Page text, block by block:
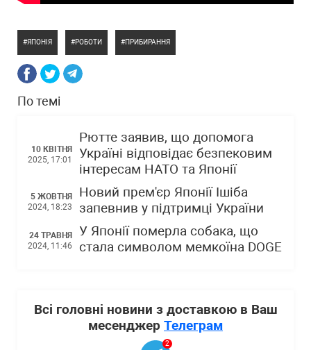
ЯПОНІЯ РОБОТИ ПРИБИРАННЯ
По темі
10 КВІТНЯ
2025, 17:01
Рютте заявив, що допомога
Україні відповідає безпековим
інтересам НАТО та Японії
5 ЖОВТНЯ
2024, 18:23
Новий прем'єр Японії Ішіба
запевнив у підтримці України
24 ТРАВНЯ
2024, 11:46
У Японії померла собака, що
стала символом мемкоїна DOGЕ
Всі головні новини з доставкою в Ваш
месенджер Телеграм
2